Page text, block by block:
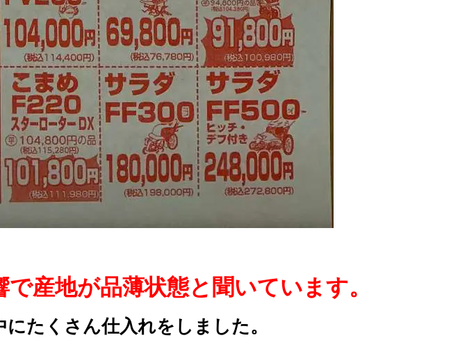
産地が品薄状態と聞いています。
たくさん仕入れをしました。